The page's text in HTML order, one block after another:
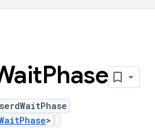
Phase
>